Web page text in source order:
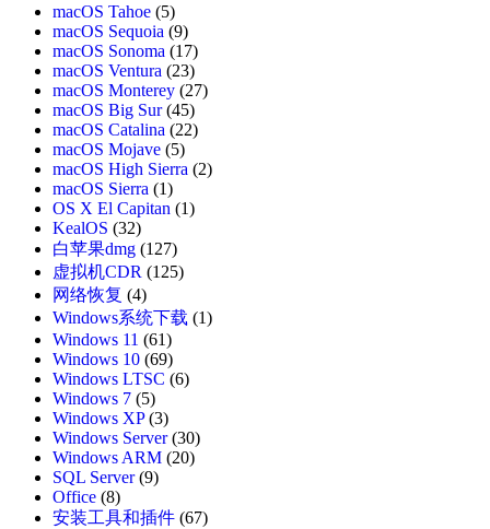
macOS Tahoe (5)
macOS Sequoia (9)
macOS Sonoma (17)
macOS Ventura (23)
macOS Monterey (27)
macOS Big Sur(45)
macOS Catalina (22)
macOS Mojave (5)
macOS High Sierra (2)
macOS Sierra (1)
OS X El Capitan (1)
KealOS (32)
白苹果dmg (127)
虚拟机CDR (125)
网络恢复 (4)
Windows系统下载 (1)
Windows 11 (61)
Windows 10 (69)
Windows LTSC (6)
Windows 7 (5)
Windows XP(3)
Windows Server(30)
Windows ARM (20)
SQL Server(9)
Office (8)
安装工具和插件 (67)